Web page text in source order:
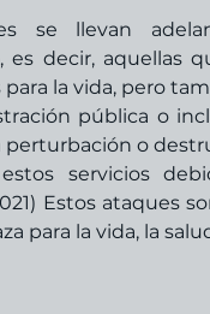
se llevan
decir, aquellas
la vida, pero
pública o
perturbación o
servicios
Estos ataques
para la vida, la